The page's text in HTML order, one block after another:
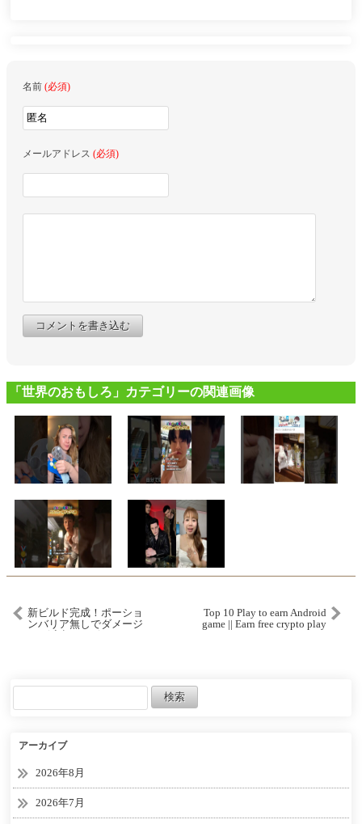
名前 (必須)
メールアドレス (必須)
コメントを書き込む
「世界のおもしろ」カテゴリーの関連画像
新ビルド完成！ポーショ
ンバリア無しでダメージ
Top 10 Play to earn Android
game || Earn free crypto play
アーカイブ
2026年8月
2026年7月